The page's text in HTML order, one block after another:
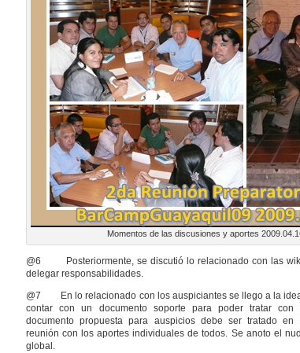
Momentos de las discusiones y aportes
@6 Posteriormente, se discutió lo relacionado con las
delegar responsabilidades.
@7 En lo relacionado con los auspiciantes se llego a la
contar con un documento soporte para poder tratar con
documento propuesta para auspicios debe ser tratado en
reunión con los aportes individuales de todos. Se anoto el
global.